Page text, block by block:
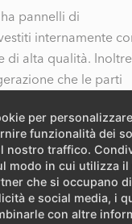
per
funzionalità dei
nostro traffico.
modo in cui utilizza
che si occupano
e social media, i
con altre
pannelli di
internamente
di alta qualità.
che le parti
acustico. Ciò
le emissioni sonore